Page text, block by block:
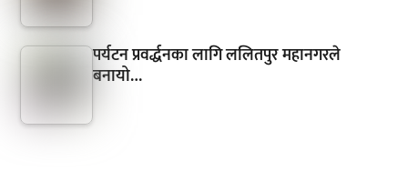
पर्यटन प्रवर्द्धनका लागि ललितपुर महानगरले
बनायो…